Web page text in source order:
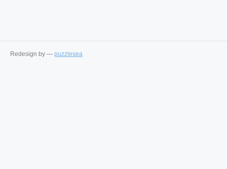
Redesign by — puzzlesea